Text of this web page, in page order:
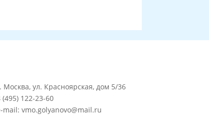
Москва, ул. Красноярская, дом 5/36
(495) 122-23-60
mail: vmo.golyanovo@mail.ru